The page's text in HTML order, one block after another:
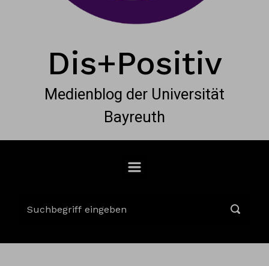
Dis+Positiv
Medienblog der Universität
Bayreuth